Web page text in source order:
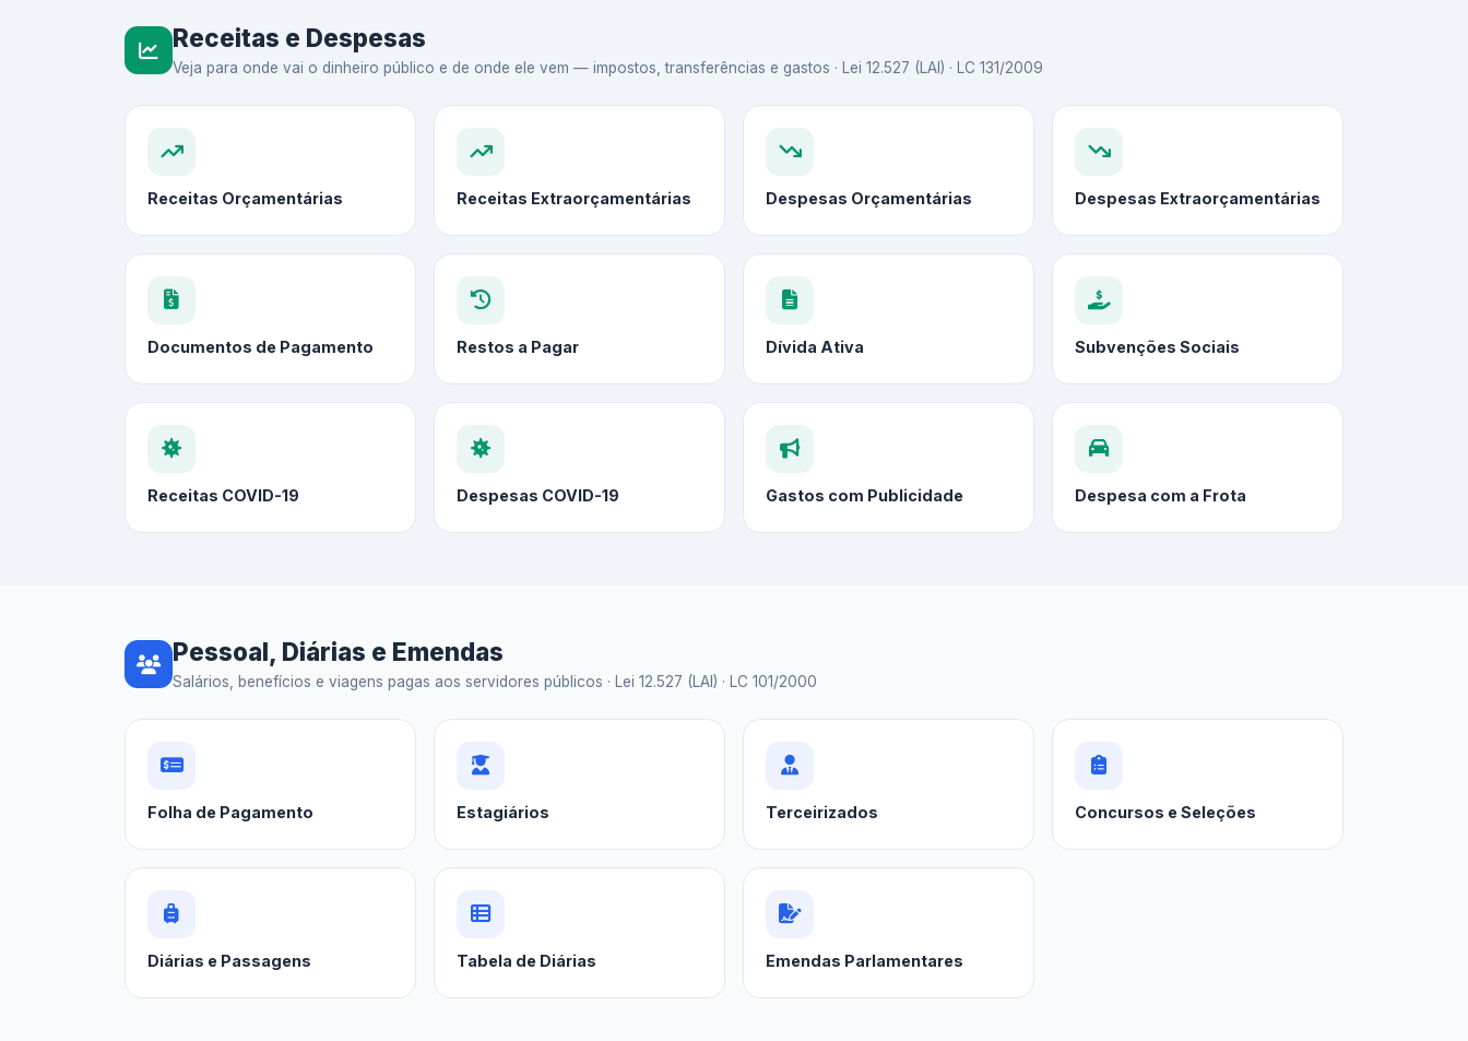
Receitas e Despesas
Veja para onde vai o dinheiro público e de onde ele vem — impostos, transferências e gastos · Lei 12.527 (LAI) · LC 131/2009
Receitas Orçamentárias Receitas Extraorçamentárias Despesas Orçamentárias Despesas Extraorçamentárias
Documentos de Pagamento Restos a Pagar Dívida Ativa Subvenções Sociais
Receitas COVID-19 Despesas COVID-19 Gastos com Publicidade Despesa com a Frota
Pessoal, Diárias e Emendas
Salários, benefícios e viagens pagas aos servidores públicos · Lei 12.527 (LAI) · LC 101/2000
Folha de Pagamento Estagiários Terceirizados Concursos e Seleções
Diárias e Passagens Tabela de Diárias Emendas Parlamentares